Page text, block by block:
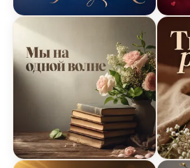
Открытка Я Люблю Тебя с
Открытка Я Люблю Тебя с